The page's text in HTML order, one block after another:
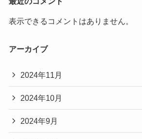
表示できるコメントはありません。
アーカイブ
2024年11月
2024年10月
2024年9月